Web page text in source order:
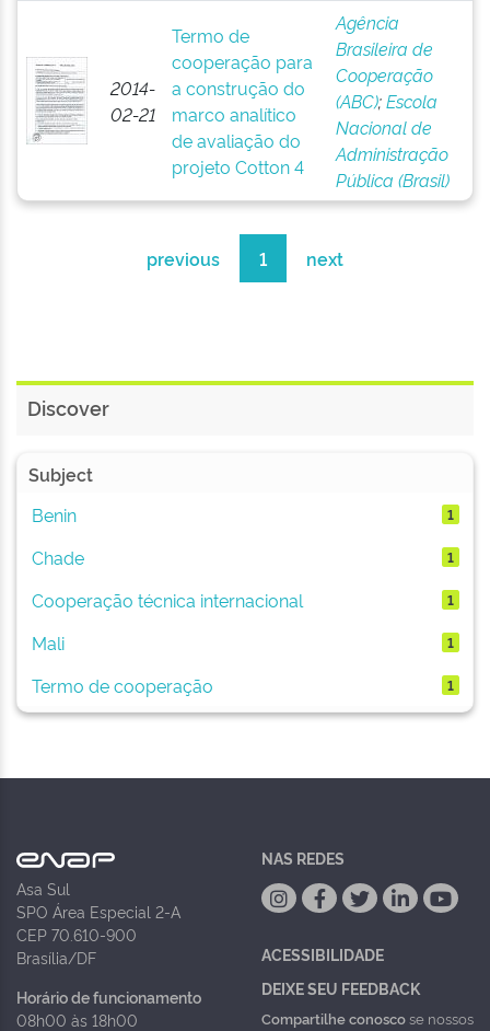
2014-
02-21
Termo de
cooperação para
a construção do
marco analítico
de avaliação do
projeto Cotton 4
Agência
Brasileira de
Cooperação
(ABC);Escola
Nacional de
Administração
Pública (Brasil)
previous 1 next
Discover
Subject
Benin
1
Chade 1
Cooperação técnica internacional 1
Mali 1
Termo de cooperação 1
Asa Sul
SPO Área Especial 2-A
CEP 70.610-900
Brasília/DF
Horário de funcionamento
08h00 às 18h00
NAS REDES
ACESSIBILIDADE
DEIXE SEU FEEDBACK
Compartilhe conoscose nossos